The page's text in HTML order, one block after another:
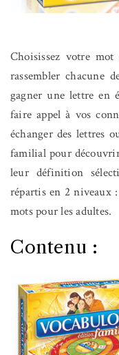
Choisissez votre
rassembler chacune
gagner une lettre en
faire appel à vos
échanger des lettres
familial pour
leur définition
répartis en 2 niveaux
mots pour les adultes.
Contenu :